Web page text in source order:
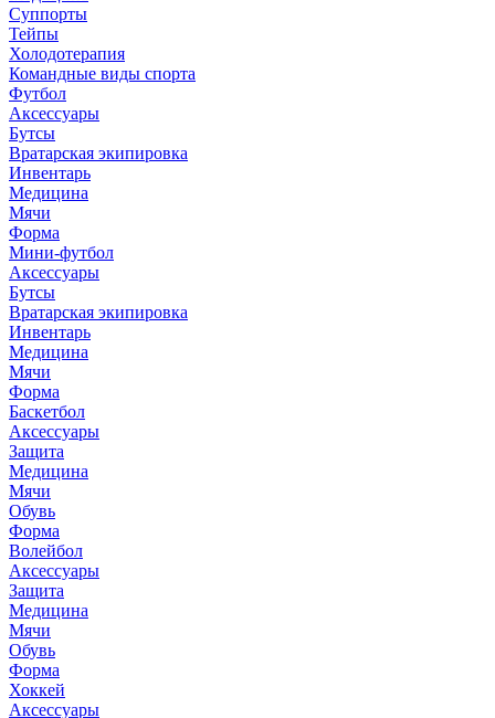
Суппорты
Тейпы
Холодотерапия
Командные виды спорта
Футбол
Аксессуары
Бутсы
Вратарская экипировка
Инвентарь
Медицина
Мячи
Форма
Мини-футбол
Аксессуары
Бутсы
Вратарская экипировка
Инвентарь
Медицина
Мячи
Форма
Баскетбол
Аксессуары
Защита
Медицина
Мячи
Обувь
Форма
Волейбол
Аксессуары
Защита
Медицина
Мячи
Обувь
Форма
Хоккей
Аксессуары